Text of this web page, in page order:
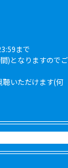
まで
)となりますのでご
いただけます(何